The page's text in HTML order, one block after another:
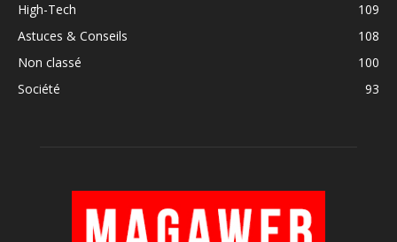
High-Tech
109
Astuces & Conseils
108
Non classé
100
Société
93